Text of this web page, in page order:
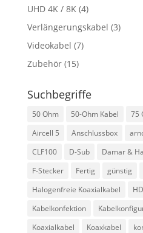
UHD 4K / 8K(4)
Verlängerungskabel (3)
Videokabel (7)
Zubehör(15)
Suchbegriffe
50 Ohm 50-Ohm Kabel 75
Aircell 5
Anschlussbox
CLF100
D-Sub Damar &
F-Stecker
Fertig günstig
Halogenfreie Koaxialkabel
Kabelkonfektion
Koaxialkabel
Koaxkabel